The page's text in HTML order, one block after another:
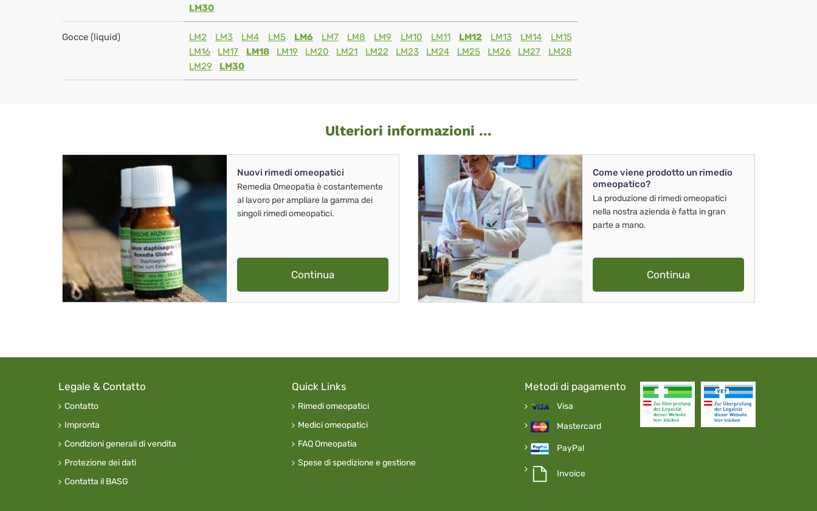
LM30
Gocce (liquid) LM2 LM3 LM4 LM5 LM6 LM7 LM8 LM9 LM10 LM11 LM12 LM13 LM14
LM15
LM16
LM17 LM18 LM19 LM20 LM21 LM22 LM23 LM24 LM25 LM26 LM27
LM28
LM29
LM30
Ulteriori informazioni ...
Nuovi rimedi omeopatici
Remedia Omeopatia è costantemente
al lavoro per ampliare la gamma dei
singoli rimedi omeopatici.
Continua
Come viene prodotto un rimedio
omeopatico?
La produzione di rimedi omeopatici
nella nostra azienda è fatta in gran
parte a mano.
Continua
Legale & Contatto
Contatto
Impronta
Condizioni generali di vendita
Protezione dei dati
Contatta il BASG
Quick Links
Rimedi omeopatici
Medici omeopatici
FAQ Omeopatia
Spese di spedizione e gestione
Metodi di pagamento
Visa
Mastercard
PayPal
Invoice